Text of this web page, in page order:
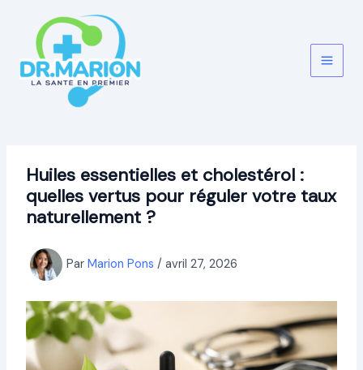
contenu
Huiles essentielles et cholestérol :
quelles vertus pour réguler votre taux
naturellement ?
Par Marion Pons / avril 27, 2026